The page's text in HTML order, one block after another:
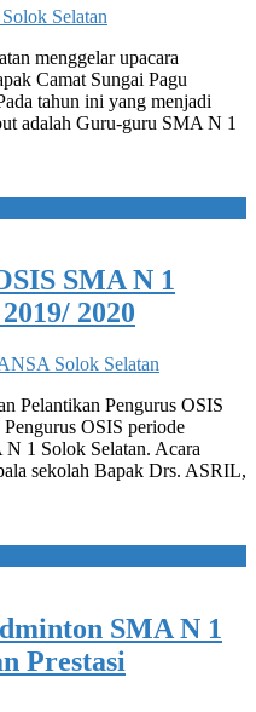
Selatan
menggelar upacara
Camat Sungai Pagu
tahun ini yang menjadi
adalah Guru-guru SMA N 1
SMA N 1
2020
Solok Selatan
Pelantikan Pengurus OSIS
OSIS periode
1 Solok Selatan. Acara
sekolah Bapak Drs. ASRIL,
SMA N 1
Prestasi